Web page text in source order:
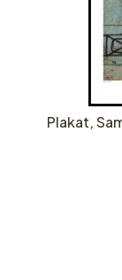
Plakat,